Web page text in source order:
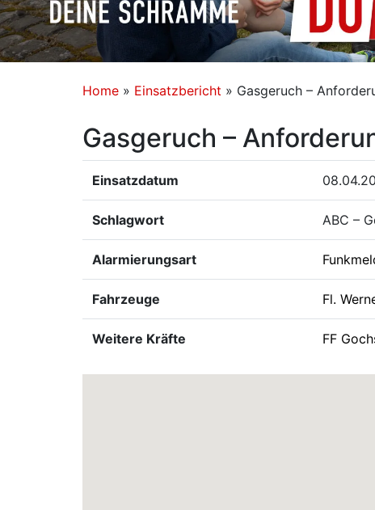
Home » Einsatzbericht » Gasgeruch –
Gasgeruch –
Einsatzdatum
Schlagwort ABC –
Alarmierungsart
Fahrzeuge Fl.
Weitere Kräfte FF